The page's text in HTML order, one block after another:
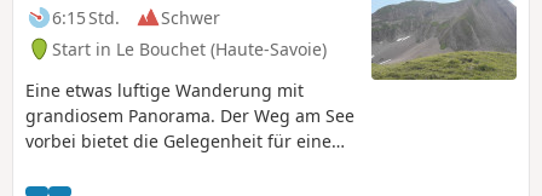
6:15 Std.
Schwer
Start in Le Bouchet (Haute-Savoie)
Eine etwas luftige Wanderung mit
grandiosem Panorama. Der Weg am See
vorbei bietet die Gelegenheit für eine
Teil des Klettersteigs umfasst, sind in